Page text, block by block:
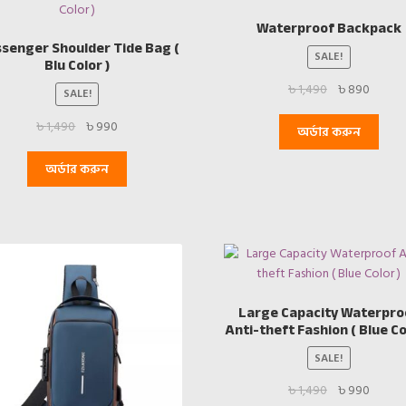
Shoulder Tide Bag (
Blu Color )
SALE!
৳1,490 Original
was:
৳ 1,490.
৳990
৳ 990.
অর্ডার করুন
Waterproof Backpack
SALE!
৳1,490 Original
was:
৳ 1,490.
৳890Current
৳ 890.
অর্ডার করুন
Large Capacity
Anti-theft Fashion ( Blue
SALE!
৳1,490 Original
৳990Current